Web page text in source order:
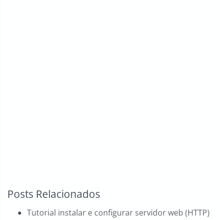
Posts Relacionados
Tutorial instalar e configurar servidor web (HTTP)